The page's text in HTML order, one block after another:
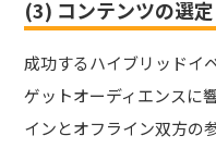
(3) コンテンツの選
成功するハイブリッドイ
ゲットオーディエンスに
インとオフライン双方の